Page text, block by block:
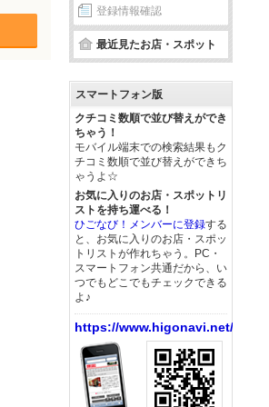
登録情報確認
最近見たお店・スポット
スマートフォン版
クチコミ数順で並び替えができ
ちゃう！
モバイル端末での検索結果もク
チコミ数順で並び替えができち
ゃうよ☆
お気に入りのお店・スポットリ
ストを持ち運べる！
ひごなび！メンバーに登録する
と、お気に入りのお店・スポッ
トリストが作れちゃう。PC・
スマートフォン共通だから、い
つでもどこでもチェックできる
よ♪
https://www.higonavi.net/